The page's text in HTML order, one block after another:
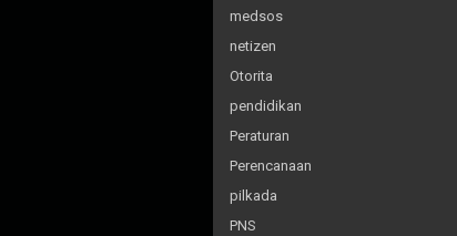
medsos
netizen
Otorita
pendidikan
Peraturan
Perencanaan
pilkada
PNS